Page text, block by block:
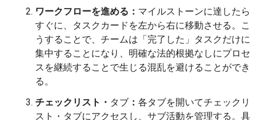
ワークフローを進める： マイルストーンに達したら
すぐに、タスクカードを左から右に移動させる。こ
うすることで、チームは「完了した」タスクだけに
集中することになり、明確な法的根拠なしにプロセ
スを継続することで生じる混乱を避けることができ
る。
チェックリスト・ タブ ： 各タブを開いてチェックリ
スト・タブにアクセスし、サブ活動を管理する。具